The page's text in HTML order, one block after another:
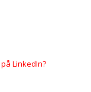
LinkedIn?